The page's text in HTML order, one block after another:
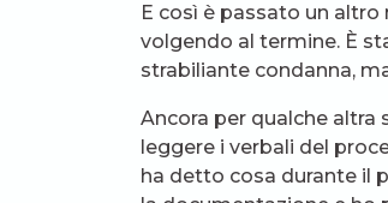
E così è passato un
volgendo al termine. È
strabiliante condanna,
Ancora per qualche
leggere i verbali del
ha detto cosa durante il